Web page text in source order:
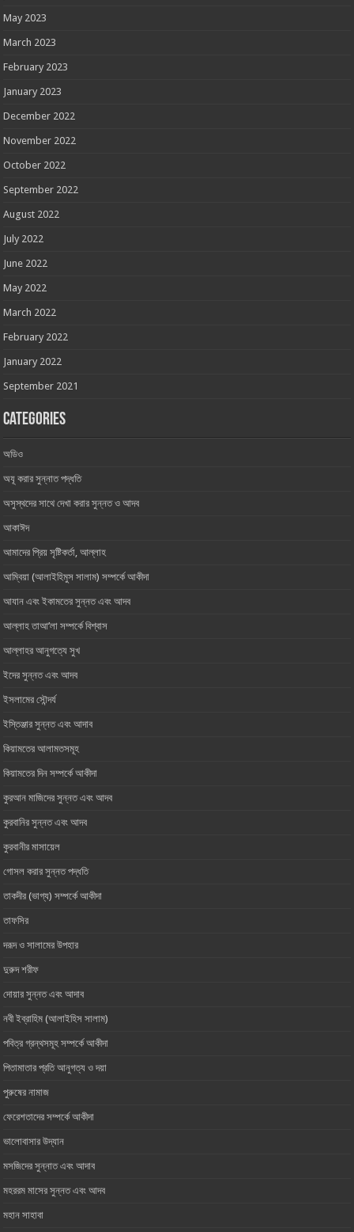
May 2023
March 2023
February 2023
January 2023
December 2022
November 2022
October 2022
September 2022
August 2022
July 2022
June 2022
May 2022
March 2022
February 2022
January 2022
September 2021
Categories
অডিও
অযূ করার সুন্নাত পদ্ধতি
অসুস্থদের সাথে দেখা করার সুন্নত ও আদব
আকাঈদ
আমাদের প্রিয় সৃষ্টিকর্তা, আল্লাহ ‎
আম্বিয়া (আলাইহিমুস সালাম) সম্পর্কে আকীদা
আযান এবং ইকামতের সুন্নত এবং আদব
আল্লাহ তাআ’লা সম্পর্কে বিশ্বাস
আল্লাহর আনুগত্যে সুখ
ইদের সুন্নত এবং আদব
ইসলামের সৌন্দর্য
ইস্তিঞ্জার সুন্নত এবং আদাব
কিয়ামতের আলামতসমূহ
কিয়ামতের দিন সম্পর্কে আকীদা
কুরআন মাজিদের সুন্নত এবং আদব
কুরবানির সুন্নত এবং আদব
কুরবানীর মাসায়েল
গোসল করার সুন্নত পদ্ধতি
তাকদীর (ভাগ্য) সম্পর্কে আকীদা
তাফসির
দরূদ ও সালামের উপহার
দুরুদ শরীফ
দোয়ার সুন্নত এবং আদাব
নবী ইব্রাহিম (আলাইহিস সালাম)
পবিত্র গ্রন্থসমূহ সম্পর্কে আকীদা
পিতামাতার প্রতি আনুগত্য ও ‎দয়া
পুরুষের নামাজ
ফেরেশতাদের সম্পর্কে আকীদা
ভালোবাসার ‎উদ্যান
মসজিদের সুন্নাত এবং আদাব
মহররম মাসের সুন্নত এবং আদব
মহান সাহাবা